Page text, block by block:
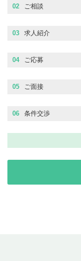
02 ご相談
03 求人紹介
04 ご応募
05 ご面接
06 条件交渉